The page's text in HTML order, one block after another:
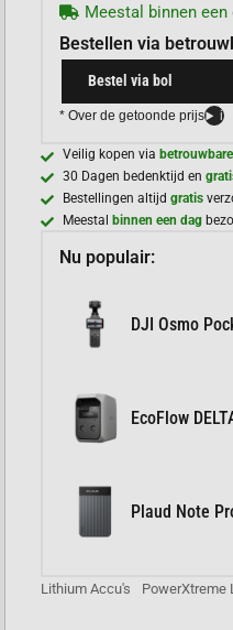
Meestal binnen een
Bestellen via
Bestel via bol
* Over de getoonde prijs i
Veilig kopen via betrouwbare
30 Dagen bedenktijd en
Bestellingen altijdgratis
Meestal
binnen een dag
Nu populair:
DJI Osmo
EcoFlow
Plaud Note
Lithium Accu's PowerXtreme